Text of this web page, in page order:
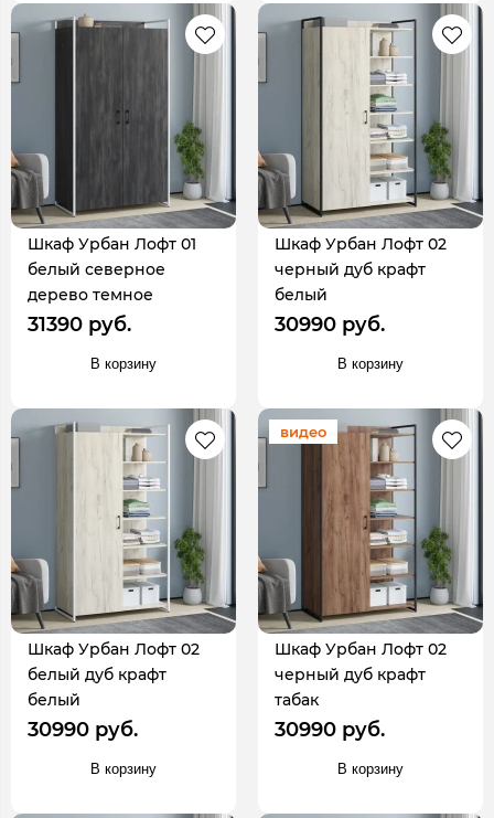
Шкаф Урбан Лофт 01
белый северное
дерево темное
31390 руб.
В корзину
Шкаф Урбан Лофт 02
черный дуб крафт
белый
30990 руб.
В корзину
Шкаф Урбан Лофт 02
белый дуб крафт
белый
30990 руб.
В корзину
видео
Шкаф Урбан Лофт 02
черный дуб крафт
табак
30990 руб.
В корзину